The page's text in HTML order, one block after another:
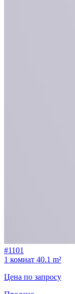
#1101
1 комнат 40.1 m²
Цена по запросу